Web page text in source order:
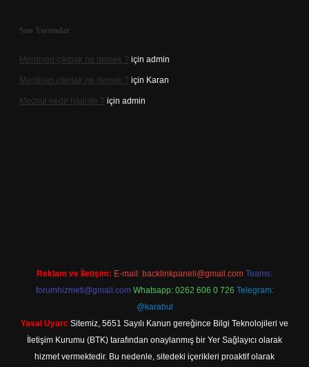
Son Yorumlar
Merdiven çıkmak ne demek ? için admin
Merdiven çıkmak ne demek ? için Karan
Mechul nedir hadiste ? için admin
Reklam ve İletişim: E-mail: backlinkpaneli@gmail.com Teams:
forumhizmeti@gmail.com Whatsapp: 0262 606 0 726 Telegram:
@karabul
Yasal Uyarı: Sitemiz, 5651 Sayılı Kanun gereğince Bilgi Teknolojileri ve
İletişim Kurumu (BTK) tarafından onaylanmış bir Yer Sağlayıcı olarak
hizmet vermektedir. Bu nedenle, sitedeki içerikleri proaktif olarak